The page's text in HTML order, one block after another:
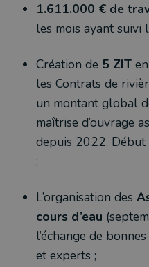
1.611.000 € de
les mois ayant suivi
Création de 5 ZIT
les Contrats de
un montant global
maîtrise d’ouvrage
depuis 2022.
;
L’organisation des
cours d’eau
l’échange de
et experts ;